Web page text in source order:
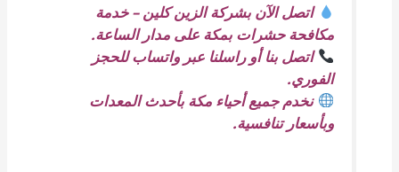
اتصل الآن بشركة الزين كلين – خدمة
مكافحة حشرات بمكة على مدار الساعة.
اتصل بنا أو راسلنا عبر واتساب للحجز
الفوري.
نخدم جميع أحياء مكة بأحدث المعدات
وبأسعار تنافسية.